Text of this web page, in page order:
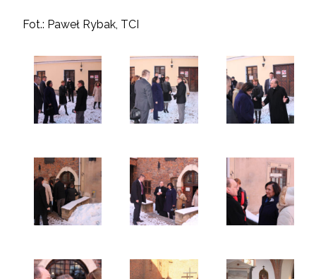
Fot.: Paweł Rybak, TCI